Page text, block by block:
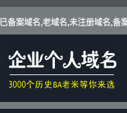
已备案域名,老域名,未注册域名,备